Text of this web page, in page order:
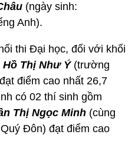
(ngày sinh:
Anh).
thi Đại học, đối với khối
Hồ Thị Như Ý (trường
điểm cao nhất 26,7
có 02 thí sinh gồm
Thị Ngọc Minh (cùng
Đôn) đạt điểm cao